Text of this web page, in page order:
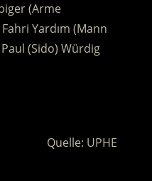
(Arme
Yardım (Mann
(Sido) Würdig
Quelle: UPHE